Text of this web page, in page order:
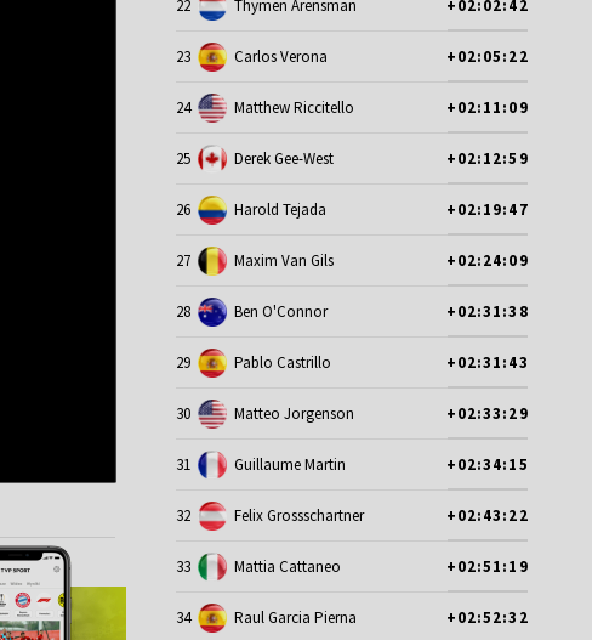
22 Thymen Arensman +02:02:42
23 Carlos Verona +02:05:22
24 Matthew Riccitello +02:11:09
25 Derek Gee-West +02:12:59
26 Harold Tejada +02:19:47
27 Maxim Van Gils +02:24:09
28 Ben O'Connor +02:31:38
29 Pablo Castrillo +02:31:43
30 Matteo Jorgenson +02:33:29
31 Guillaume Martin +02:34:15
32 Felix Grossschartner +02:43:22
33 Mattia Cattaneo +02:51:19
34 Raul Garcia Pierna +02:52:32